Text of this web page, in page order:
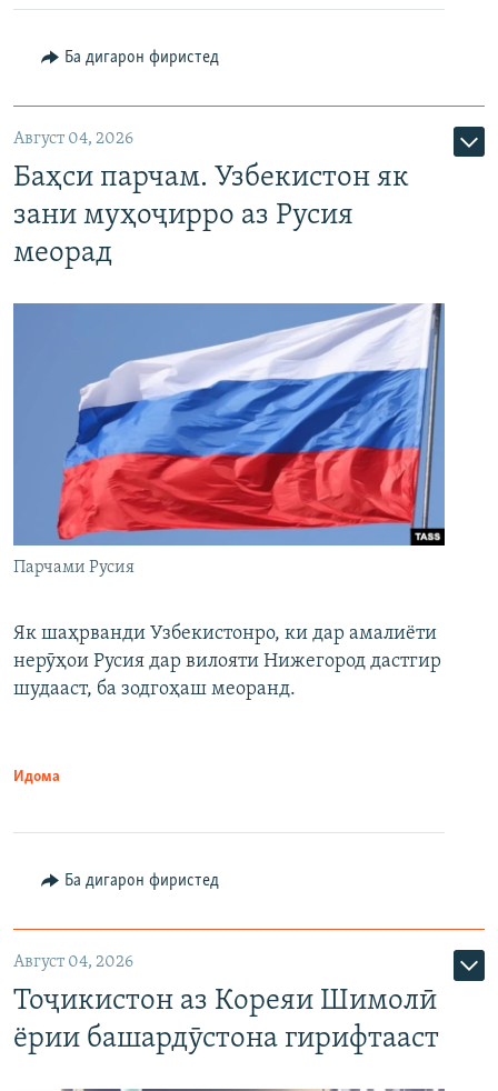
Ба дигарон фиристед
Август 04, 2026
Баҳси парчам. Узбекистон як
зани муҳоҷирро аз Русия
меорад
Парчами Русия
Як шаҳрванди Узбекистонро, ки дар амалиёти
нерӯҳои Русия дар вилояти Нижегород дастгир
шудааст, ба зодгоҳаш меоранд.
Идома
Ба дигарон фиристед
Август 04, 2026
Тоҷикистон аз Кореяи Шимолӣ
ёрии башардӯстона гирифтааст